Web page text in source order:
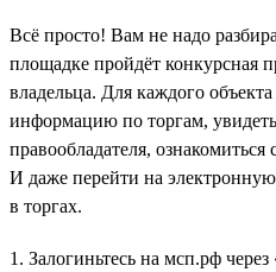
Всё просто! Вам не надо
площадке пройдёт конкурсная
владельца. Для каждого
информацию по торгам,
правообладателя,
И даже перейти на
в торгах.
1. Залогиньтесь на мсп.рф через